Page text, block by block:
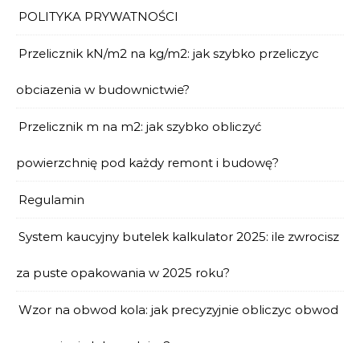
POLITYKA PRYWATNOŚCI
Przelicznik kN/m2 na kg/m2: jak szybko przeliczyc
obciazenia w budownictwie?
Przelicznik m na m2: jak szybko obliczyć
powierzchnię pod każdy remont i budowę?
Regulamin
System kaucyjny butelek kalkulator 2025: ile zwrocisz
za puste opakowania w 2025 roku?
Wzor na obwod kola: jak precyzyjnie obliczyc obwod